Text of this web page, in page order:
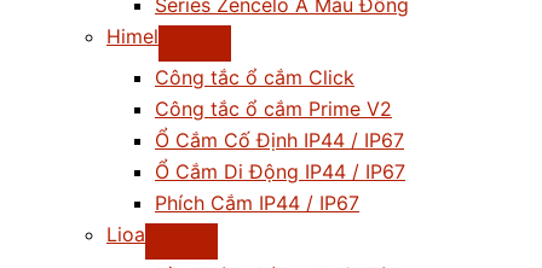
Series Zencelo A Màu Đồng
Himel
Công tắc ổ cắm Click
Công tắc ổ cắm Prime V2
Ổ Cắm Cố Định IP44 / IP67
Ổ Cắm Di Động IP44 / IP67
Phích Cắm IP44 / IP67
Lioa